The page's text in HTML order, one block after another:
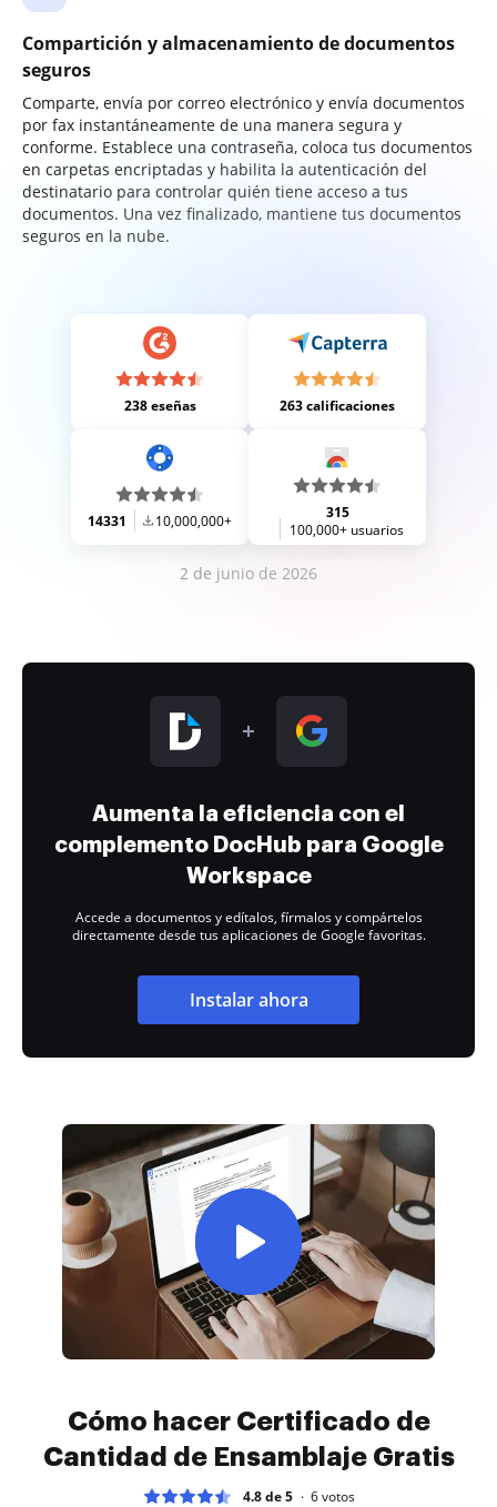
Compartición y almacenamiento de documentos
seguros
Comparte, envía por correo electrónico y envía documentos
por fax instantáneamente de una manera segura y
conforme. Establece una contraseña, coloca tus documentos
en carpetas encriptadas y habilita la autenticación del
destinatario para controlar quién tiene acceso a tus
documentos. Una vez finalizado, mantiene tus documentos
seguros en la nube.
238 eseñas 263 calificaciones
14331 10,000,000+
315
100,000+ usuarios
2 de junio de 2026
Aumenta la eficiencia con el
complemento DocHub para Google
Workspace
Accede a documentos y edítalos, fírmalos y compártelos
directamente desde tus aplicaciones de Google favoritas.
Instalar ahora
Cómo hacer Certificado de
Cantidad de Ensamblaje Gratis
4.8 de 5 6votos